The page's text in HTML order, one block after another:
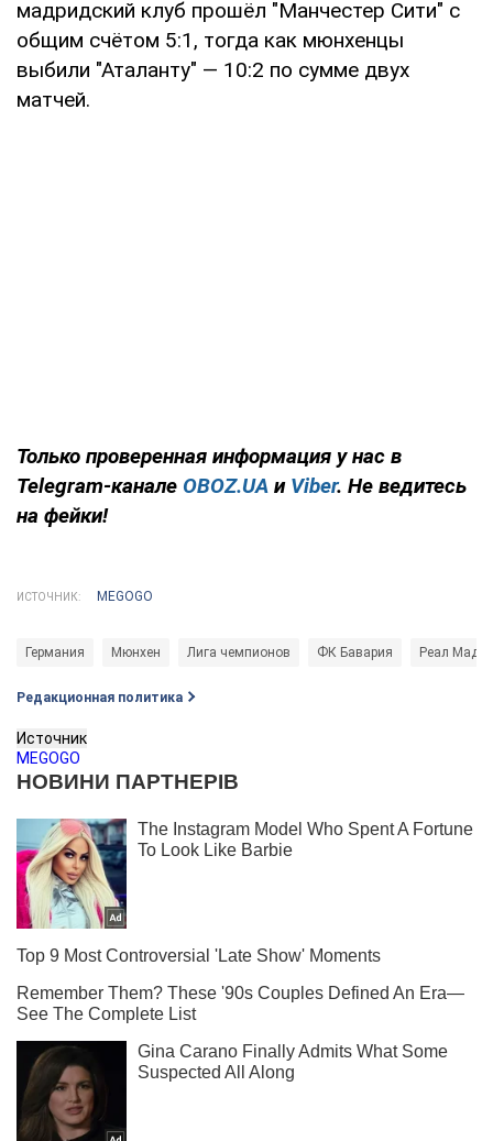
мадридский клуб прошёл "Манчестер Сити" с
общим счётом 5:1, тогда как мюнхенцы
выбили "Аталанту" — 10:2 по сумме двух
матчей.
Только проверенная информация у нас в
Telegram-канале OBOZ.UA и Viber. Не ведитесь
на фейки!
ИСТОЧНИК: MEGOGO
Германия Мюнхен Лига чемпионов ФК Бавария Реал
Редакционная политика
Источник
MEGOGO